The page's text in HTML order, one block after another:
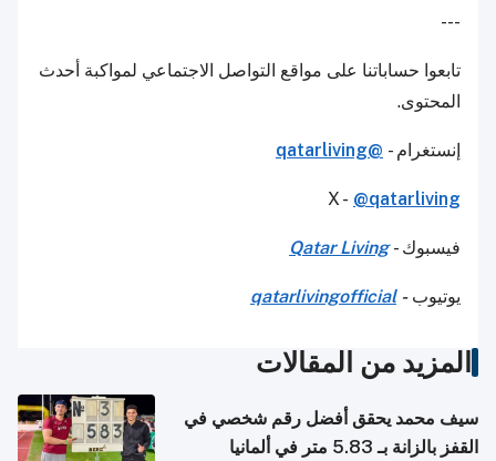
---
تابعوا حساباتنا على مواقع التواصل الاجتماعي لمواكبة أحدث
المحتوى.
إنستغرام - @qatarliving
X - @qatarliving
فيسبوك -Qatar Living
يوتيوب-
qatarlivingofficial
المزيد من المقالات
سيف محمد يحقق أفضل رقم شخصي في
القفز بالزانة بـ 5.83 متر في ألمانيا